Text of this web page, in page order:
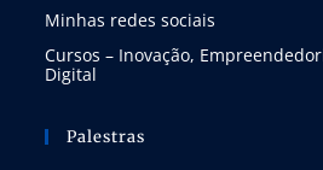
Minhas redes sociais
Cursos – Inovação,
Digital
Palestras